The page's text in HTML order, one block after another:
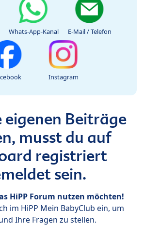
Whats-App-Kanal E-Mail / Telefon
Instagram
eigenen Beiträge
musst du auf
registriert
sein.
HiPP Forum nutzen möchten!
im HiPP Mein BabyClub ein, um
Ihre Fragen zu stellen.